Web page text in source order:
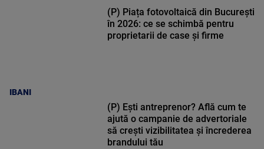
IBANI
(P) Piața fotovoltaică din București
în 2026: ce se schimbă pentru
proprietarii de case și firme
(P) Ești antreprenor? Află cum te
ajută o campanie de advertoriale
să crești vizibilitatea și încrederea
brandului tău